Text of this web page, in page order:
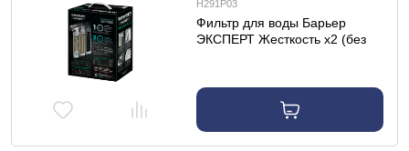
Н291Р03
Фильтр для воды Барьер
ЭКСПЕРТ Жесткость х2 (без